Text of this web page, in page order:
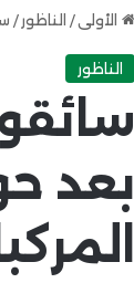
الأولى / الناظور /
الناظور
بعد